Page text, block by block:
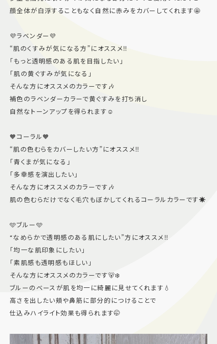
顔全体が白浮することもなく自然に赤みをカバーしてくれます🤩
💜ラベンダー💜
“肌のくすみが気になる方”にオススメ‼️
「もっと透明感のある肌を目指したい」
「肌の黄ぐすみが気になる」
そんな方にオススメのカラーです🎶
補色のラベンダーカラーで黄ぐすみを打ち消し
自然なトーンアップを得られます☺️
🧡コーラル🧡
“肌の色むらをカバーしたい方”にオススメ‼️
「青くまが気になる」
「多幸感を演出したい」
そんな方にオススメのカラーです🎶
肌の色むらだけでなく毛穴もぼかしてくれるコーラルカラーです☀️
🩵ブルー🩵
“なめらかで透明感のある肌にしたい”方にオススメ‼️
「均一な肌印象にしたい」
「素肌感も透明感もほしい」
そんな方にオススメのカラーです🐻‍❄️
ブルーのベースが肌を均一に綺麗に見せてくれます💧
高さを出したい頬や鼻筋に部分的につけることで
仕込みハイライト効果も得られます🤭